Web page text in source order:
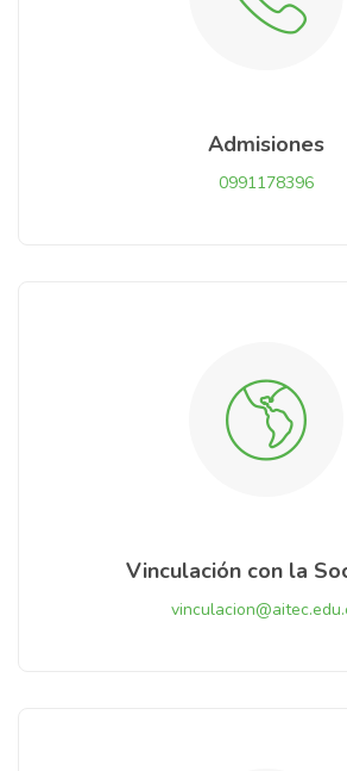
Admisiones
0991178396
Vinculación con la